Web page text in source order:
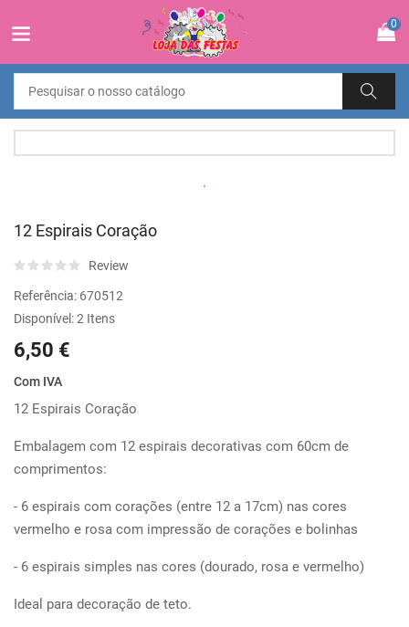
0
12 Espirais Coração
Review
Referência: 670512
Disponível:2 Itens
6,50 €
Com IVA
12 Espirais Coração
Embalagem com 12 espirais decorativas com 60cm de
comprimentos:
- 6 espirais com corações (entre 12 a 17cm) nas cores
vermelho e rosa com impressão de corações e bolinhas
- 6 espirais simples nas cores (dourado, rosa e vermelho)
Ideal para decoração de teto.